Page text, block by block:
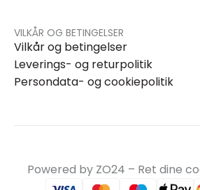
VILKÅR OG BETINGELSER
Vilkår og betingelser
Leverings- og returpolitik
Persondata- og cookiepolitik
Powered by ZO24 – Ret dine